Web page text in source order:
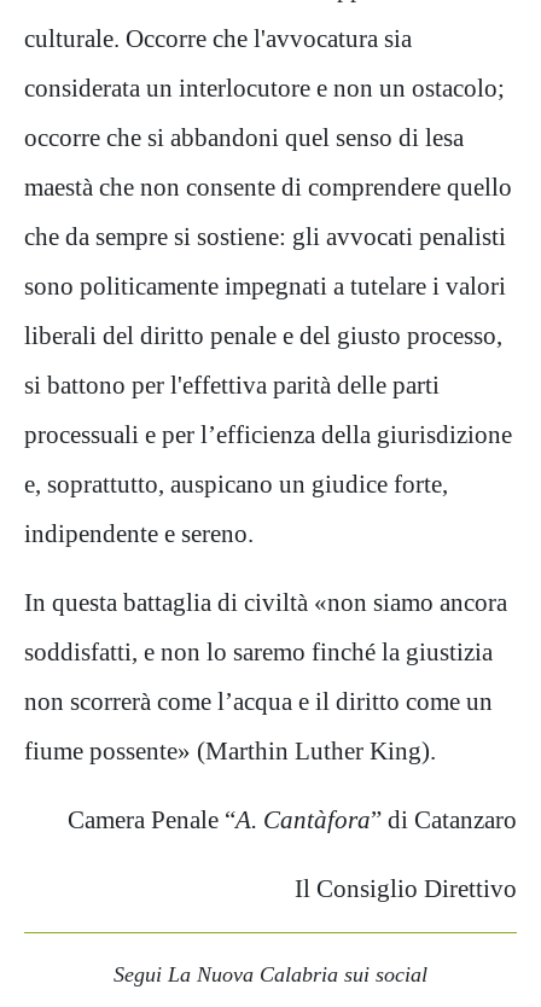
culturale. Occorre che l'avvocatura sia
considerata un interlocutore e non un ostacolo;
occorre che si abbandoni quel senso di lesa
maestà che non consente di comprendere quello
che da sempre si sostiene: gli avvocati penalisti
sono politicamente impegnati a tutelare i valori
liberali del diritto penale e del giusto processo,
si battono per l'effettiva parità delle parti
processuali e per l’efficienza della giurisdizione
e, soprattutto, auspicano un giudice forte,
indipendente e sereno.
In questa battaglia di civiltà «non siamo ancora
soddisfatti, e non lo saremo finché la giustizia
non scorrerà come l’acqua e il diritto come un
fiume possente» (Marthin Luther King).
Camera Penale “A. Cantàfora” di Catanzaro
Il Consiglio Direttivo
Segui La Nuova Calabria sui social